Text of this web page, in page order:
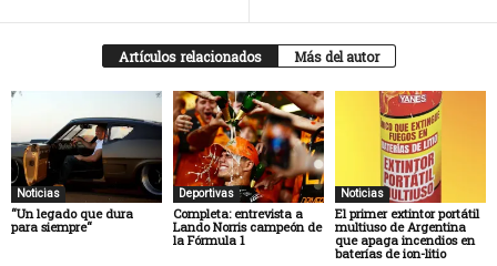
Artículos relacionados Más del autor
Noticias
“Un legado que dura
para siempre“
Deportivas
Completa: entrevista a
Lando Norris campeón de
la Fórmula 1
Noticias
El primer extintor portátil
multiuso de Argentina
que apaga incendios en
baterías de ion-litio